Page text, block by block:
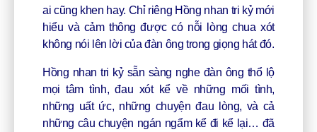
ai cũng khen hay. Chỉ riêng Hồng nhan tri kỷ mới
hiểu và cảm thông được có nỗi lòng chua xót
không nói lên lời của đàn ông trong giọng hát đó.
Hồng nhan tri kỷ sẵn sàng nghe đàn ông thổ lộ
mọi tâm tình, đau xót kể về những mối tình,
những uất ức, những chuyện đau lòng, và cả
những câu chuyện ngán ngẩm kể đi kể lại… đã